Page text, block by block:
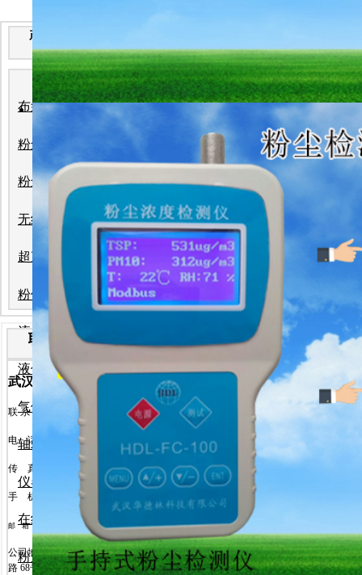
武威市面粉厂轴承测温方案
在线式粒子计数器使用说明
便携式分车浓度仪WKD-6-B
便携式气体检测仪说明书
粉尘浓度仪说明书2026-7-
便携式粉尘检测仪说明书
在线式粉尘检测仪 2026-7-
布袋检漏仪
粉尘检测仪
粉尘浓度仪
无线远传系统
超声波流量计
粉体流量计
流量计
液位计
气体检测仪
轴承测温及跑偏控制系统
仪器仪表
在线式粒子计数器
粉尘负压采样仪
产 品 分 类
联 系 方 式
武汉华德林科技有限公司
联 系 人
电 话 : 027-86976669
传 真 : 027-86976673
手 机 : 18971536297
邮 箱 ： hdlkj69@163.com
公司地址:武汉市阳逻开发区高新
路68号
华德林粉尘浓度报警仪WKD-6-
2026-7-22
: 3658 作者:华德林